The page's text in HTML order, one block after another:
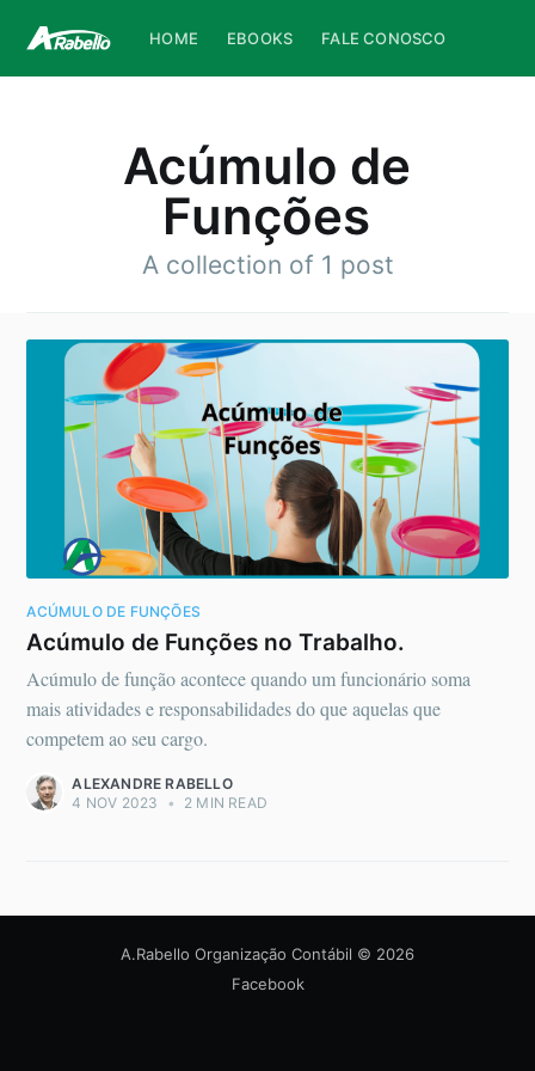
HOME EBOOKS FALE CONOSCO
Acúmulo de
Funções
A collection of 1 post
ACÚMULO DE FUNÇÕES
Acúmulo de Funções no Trabalho.
Acúmulo de função acontece quando um funcionário soma
mais atividades e responsabilidades do que aquelas que
competem ao seu cargo.
ALEXANDRE RABELLO
4 NOV 2023
• 2 MIN READ
A.Rabello Organização Contábil © 2026
Facebook